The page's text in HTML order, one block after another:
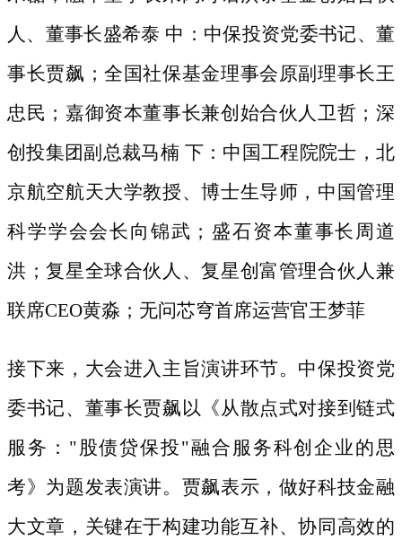
人、董事长盛希泰 中：中保投资党委书记、董
事长贾飙；全国社保基金理事会原副理事长王
忠民；嘉御资本董事长兼创始合伙人卫哲；深
创投集团副总裁马楠 下：中国工程院院士，北
京航空航天大学教授、博士生导师，中国管理
科学学会会长向锦武；盛石资本董事长周道
洪；复星全球合伙人、复星创富管理合伙人兼
联席CEO黄淼；无问芯穹首席运营官王梦菲
接下来，大会进入主旨演讲环节。中保投资党
委书记、董事长贾飙以《从散点式对接到链式
服务： "股债贷保投"融合服务科创企业的思
考》为题发表演讲。贾飙表示，做好科技金融
大文章，关键在于构建功能互补、协同高效的